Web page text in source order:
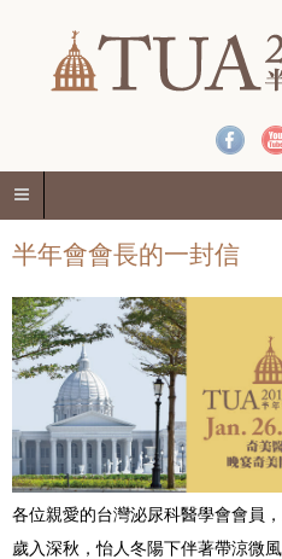
半年會會長的一封信
各位親愛的台灣泌尿科醫學會會員
歲入深秋，怡人冬陽下伴著帶涼微